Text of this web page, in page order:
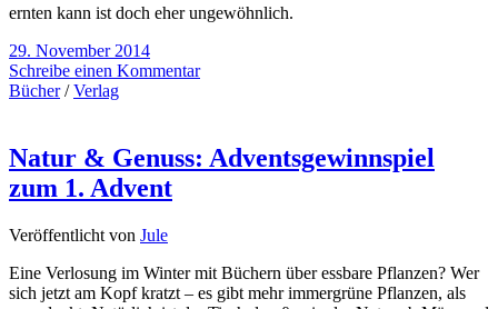
ernten kann ist doch eher ungewöhnlich.
29. November 2014
Schreibe einen Kommentar
Bücher/Verlag
Natur & Genuss: Adventsgewinnspiel
zum 1. Advent
Veröffentlicht von Jule
Eine Verlosung im Winter mit Büchern über essbare Pflanzen? Wer
sich jetzt am Kopf kratzt – es gibt mehr immergrüne Pflanzen, als